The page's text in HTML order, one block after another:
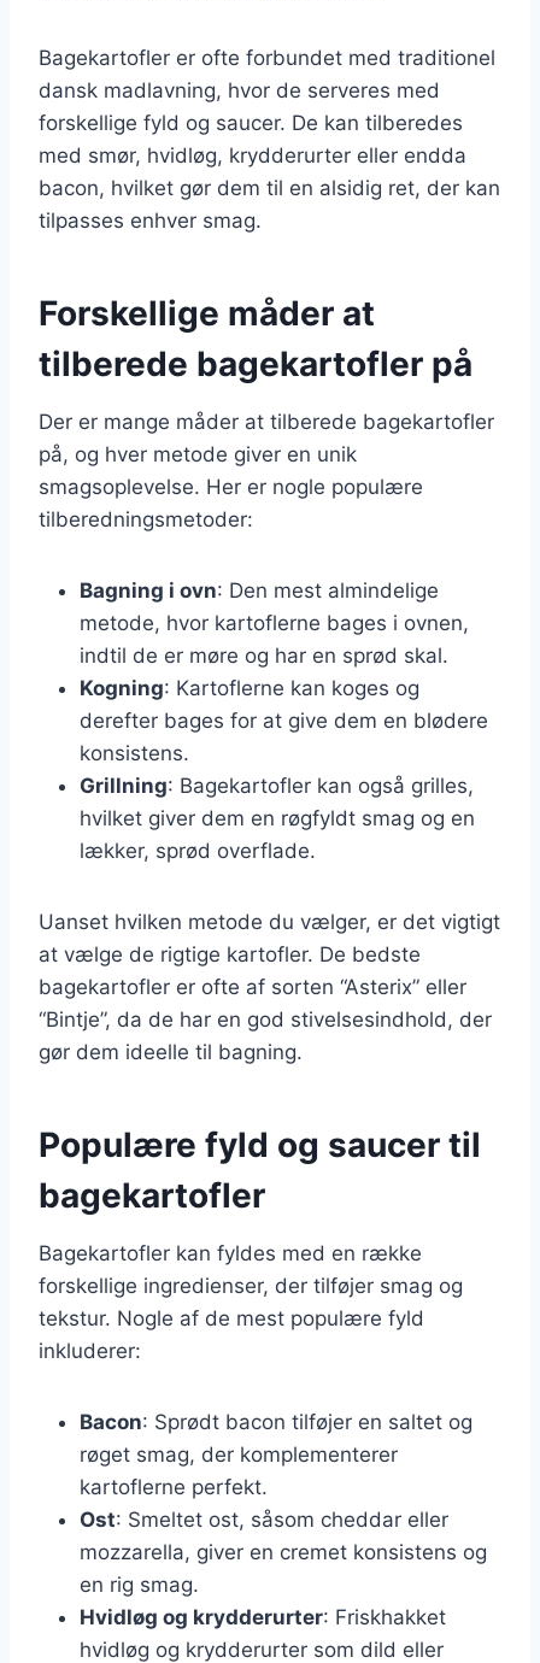
Bagekartofler er ofte forbundet med traditionel
dansk madlavning, hvor de serveres med
forskellige fyld og saucer. De kan tilberedes
med smør, hvidløg, krydderurter eller endda
bacon, hvilket gør dem til en alsidig ret, der kan
tilpasses enhver smag.
Forskellige måder at
tilberede bagekartofler på
Der er mange måder at tilberede bagekartofler
på, og hver metode giver en unik
smagsoplevelse. Her er nogle populære
tilberedningsmetoder:
Bagning i ovn: Den mest almindelige
metode, hvor kartoflerne bages i ovnen,
indtil de er møre og har en sprød skal.
Kogning: Kartoflerne kan koges og
derefter bages for at give dem en blødere
konsistens.
Grillning: Bagekartofler kan også grilles,
hvilket giver dem en røgfyldt smag og en
lækker, sprød overflade.
Uanset hvilken metode du vælger, er det vigtigt
at vælge de rigtige kartofler. De bedste
bagekartofler er ofte af sorten “Asterix” eller
“Bintje”, da de har en god stivelsesindhold, der
gør dem ideelle til bagning.
Populære fyld og saucer til
bagekartofler
Bagekartofler kan fyldes med en række
forskellige ingredienser, der tilføjer smag og
tekstur. Nogle af de mest populære fyld
inkluderer:
Bacon: Sprødt bacon tilføjer en saltet og
røget smag, der komplementerer
kartoflerne perfekt.
Ost: Smeltet ost, såsom cheddar eller
mozzarella, giver en cremet konsistens og
en rig smag.
Hvidløg og krydderurter: Friskhakket
hvidløg og krydderurter som dild eller